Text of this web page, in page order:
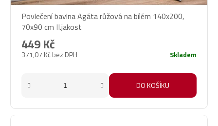
Povlečení bavlna Agáta růžová na bílém 140x200,
70x90 cm II.jakost
371,07 Kč bez DPH
449 Kč
Skladem
DO KOŠÍKU